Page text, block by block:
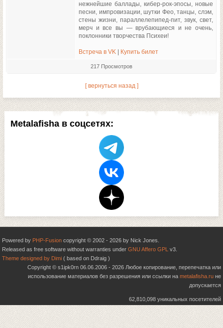
Metalafisha в соцсетях:
нежнейшие баллады, кибер-рок-эпосы, новые
песни, импровизации, шутки Фео, танцы, слэм,
стены жизни, параллелепипед-пит, звук, свет,
мерч и все вы — врубающиеся и не очень,
поклонники творчества Психеи!
Встреча в VK Купить билет
217 Просмотров
[ вернуться назад ]
Powered by PHP-Fusion copyright © 2002 - 2026 by Nick Jones.
Released as free software without warranties under GNU Affero GPL v3.
Theme designed by Dimi ( based on Ddraig )
Copyright © s1ipk0rn 06.06.2006 - 2026 Любое копирование, перепечатка или
использование материалов без разрешения или ссылки на metalafisha.ru не
допускается
62,810,098 уникальных посетителей